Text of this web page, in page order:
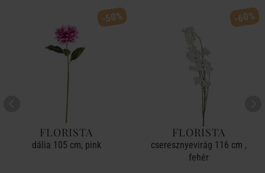
-50%
FLORISTA
dália 105 cm, pink
-60%
FLORISTA
cseresznyevirág 116 cm ,
fehér